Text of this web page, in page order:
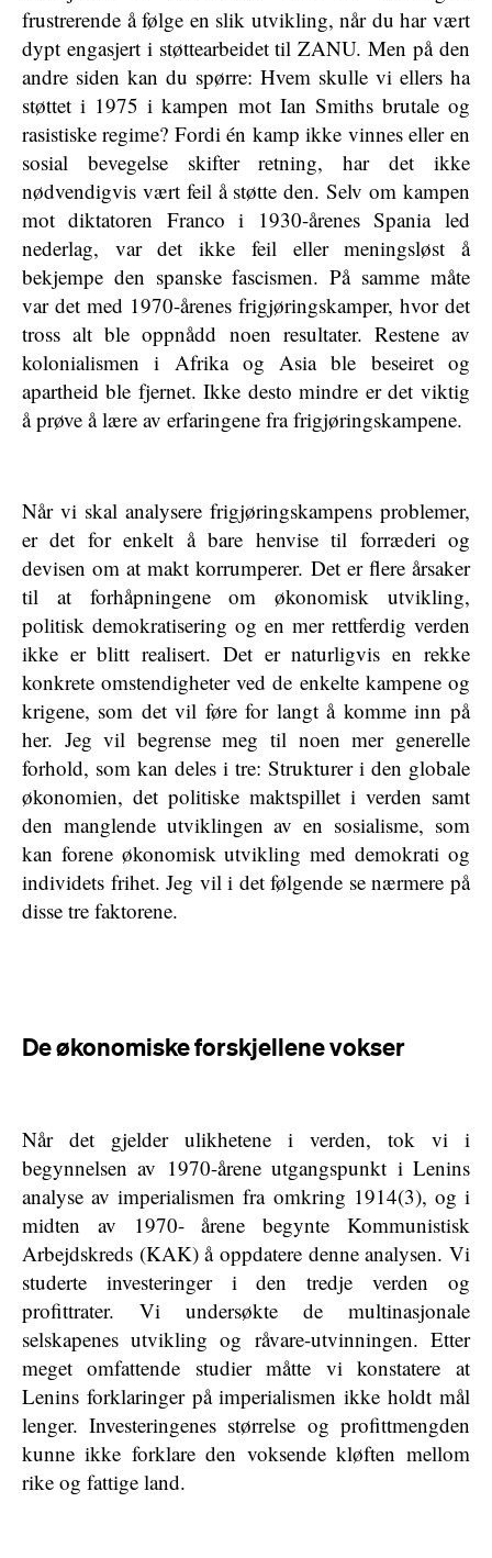
frustrerende å følge en slik utvikling, når du har vært
dypt engasjert i støttearbeidet til ZANU. Men på den
andre siden kan du spørre: Hvem skulle vi ellers ha
støttet i 1975 i kampen mot Ian Smiths brutale og
rasistiske regime? Fordi én kamp ikke vinnes eller en
sosial bevegelse skifter retning, har det ikke
nødvendigvis vært feil å støtte den. Selv om kampen
mot diktatoren Franco i 1930-årenes Spania led
nederlag, var det ikke feil eller meningsløst å
bekjempe den spanske fascismen. På samme måte
var det med 1970-årenes frigjøringskamper, hvor det
tross alt ble oppnådd noen resultater. Restene av
kolonialismen i Afrika og Asia ble beseiret og
apartheid ble fjernet. Ikke desto mindre er det viktig
å prøve å lære av erfaringene fra frigjøringskampene.
Når vi skal analysere frigjøringskampens problemer,
er det for enkelt å bare henvise til forræderi og
devisen om at makt korrumperer. Det er flere årsaker
til at forhåpningene om økonomisk utvikling,
politisk demokratisering og en mer rettferdig verden
ikke er blitt realisert. Det er naturligvis en rekke
konkrete omstendigheter ved de enkelte kampene og
krigene, som det vil føre for langt å komme inn på
her. Jeg vil begrense meg til noen mer generelle
forhold, som kan deles i tre: Strukturer i den globale
økonomien, det politiske maktspillet i verden samt
den manglende utviklingen av en sosialisme, som
kan forene økonomisk utvikling med demokrati og
individets frihet. Jeg vil i det følgende se nærmere på
disse tre faktorene.
De økonomiske forskjellene vokser
Når det gjelder ulikhetene i verden, tok vi i
begynnelsen av 1970-årene utgangspunkt i Lenins
analyse av imperialismen fra omkring 1914(3), og i
midten av 1970- årene begynte Kommunistisk
Arbejdskreds (KAK) å oppdatere denne analysen. Vi
studerte investeringer i den tredje verden og
profittrater. Vi undersøkte de multinasjonale
selskapenes utvikling og råvare-utvinningen. Etter
meget omfattende studier måtte vi konstatere at
Lenins forklaringer på imperialismen ikke holdt mål
lenger. Investeringenes størrelse og profittmengden
kunne ikke forklare den voksende kløften mellom
rike og fattige land.